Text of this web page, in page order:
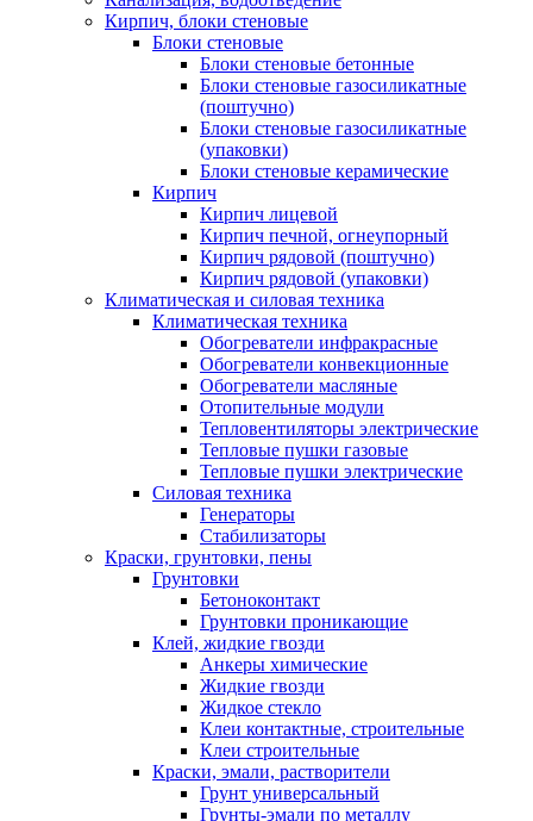
Кирпич, блоки стеновые
Блоки стеновые
Блоки стеновые бетонные
Блоки стеновые газосиликатные
(поштучно)
Блоки стеновые газосиликатные
(упаковки)
Блоки стеновые керамические
Кирпич
Кирпич лицевой
Кирпич печной, огнеупорный
Кирпич рядовой (поштучно)
Кирпич рядовой (упаковки)
Климатическая и силовая техника
Климатическая техника
Обогреватели инфракрасные
Обогреватели конвекционные
Обогреватели масляные
Отопительные модули
Тепловентиляторы электрические
Тепловые пушки газовые
Тепловые пушки электрические
Силовая техника
Генераторы
Стабилизаторы
Краски, грунтовки, пены
Грунтовки
Бетоноконтакт
Грунтовки проникающие
Клей, жидкие гвозди
Анкеры химические
Жидкие гвозди
Жидкое стекло
Клеи контактные, строительные
Клеи строительные
Краски, эмали, растворители
Грунт универсальный
Грунты-эмали по металлу